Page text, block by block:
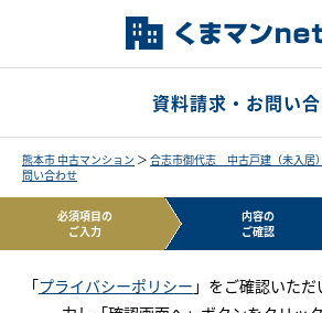
資料請求・お問い
熊本市 中古マンション ＞ 合志市御代志 中古戸建（未入
問い合わせ
必須項目の
ご入力
内容の
ご確認
「プライバシーポリシー 」をご確認いた